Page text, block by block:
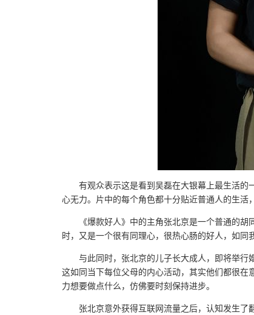
有观众表示这是看到吴磊在大银幕上最生活
心无力。片中的每个角色都十分贴近普通人的生活
《爆款好人》中的主角张北京是一个普通的
时，又是一个很有同理心，很热心肠的好人，如同
与此同时，张北京的儿子长大成人，即将举行
这如同当下每位父母的内心活动，其实他们都很
力想要做点什么，仿佛要时刻保持进步。
张北京意外获得互联网流量之后，认知发生